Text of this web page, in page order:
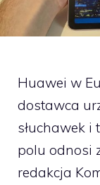
Huawei w
dostawca
słuchawek i
polu odnosi
redakcja